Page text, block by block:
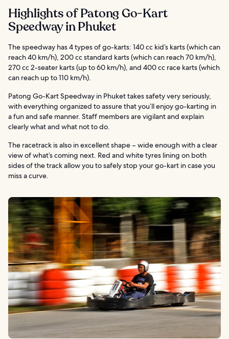
Highlights of Patong Go-Kart
Speedway in Phuket
The speedway has 4 types of go-karts: 140 cc kid’s karts (which can
reach 40 km/h), 200 cc standard karts (which can reach 70 km/h),
270 cc 2-seater karts (up to 60 km/h), and 400 cc race karts (which
can reach up to 110 km/h).
Patong Go-Kart Speedway in Phuket takes safety very seriously,
with everything organized to assure that you’ll enjoy go-karting in
a fun and safe manner. Staff members are vigilant and explain
clearly what and what not to do.
The racetrack is also in excellent shape – wide enough with a clear
view of what’s coming next. Red and white tyres lining on both
sides of the track allow you to safely stop your go-kart in case you
miss a curve.